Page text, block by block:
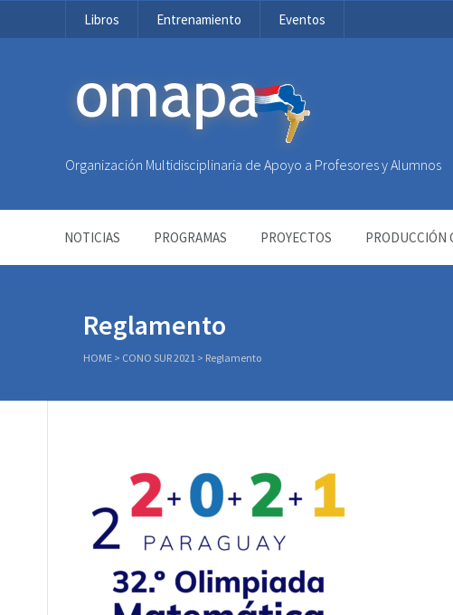
Libros Entrenamiento Eventos
OMAPA
Organización Multidisciplinaria de Apoyo a Profesores y Alumnos
NOTICIAS PROGRAMAS PROYECTOS PRODUCCIÓN
Reglamento
HOME > CONO SUR 2021 > Reglamento